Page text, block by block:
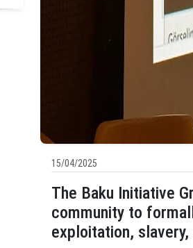
15/04/2025
The Baku Initiative
community to
exploitation,